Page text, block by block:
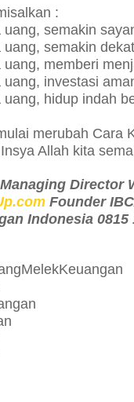
:
semakin
semakin
memberi
investasi
hidup indah
merubah Cara
Allah kita
Director
Founder
Indonesia 0815